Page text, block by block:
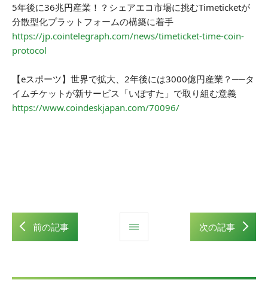
5年後に36兆円産業！？シェアエコ市場に挑むTimeticketが
分散型化プラットフォームの構築に着手
https://jp.cointelegraph.com/news/timeticket-time-coin-
protocol
【eスポーツ】世界で拡大、2年後には3000億円産業？──タ
イムチケットが新サービス「いぽすた」で取り組む意義
https://www.coindeskjapan.com/70096/
前の記事 次の記事